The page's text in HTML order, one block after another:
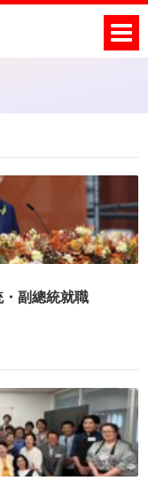
副總統就職